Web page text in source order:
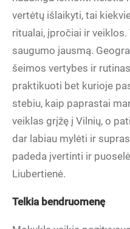
vertėtų išlaikyti, tai
ritualai, įpročiai ir veiklos.
saugumo jausmą.
šeimos vertybes ir
praktikuoti bet kurioje
stebiu, kaip paprastai
veiklas grįžę į Vilnių, o
dar labiau mylėti ir
padeda įvertinti ir
Liubertienė.
Telkia bendruomenę